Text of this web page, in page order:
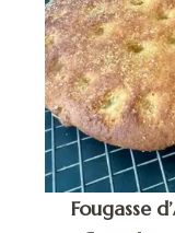
Fougasse